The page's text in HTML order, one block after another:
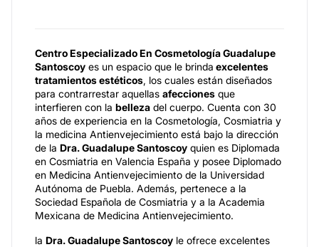
Centro Especializado En Cosmetología Guadalupe
Santoscoy es un espacio que le brinda excelentes
tratamientos estéticos, los cuales están diseñados
para contrarrestar aquellas afecciones que
interfieren con la belleza del cuerpo. Cuenta con 30
años de experiencia en la Cosmetología, Cosmiatria y
la medicina Antienvejecimiento está bajo la dirección
de la Dra. Guadalupe Santoscoy quien es Diplomada
en Cosmiatria en Valencia España y posee Diplomado
en Medicina Antienvejecimiento de la Universidad
Autónoma de Puebla. Además, pertenece a la
Sociedad Española de Cosmiatria y a la Academia
Mexicana de Medicina Antienvejecimiento.
la Dra. Guadalupe Santoscoy le ofrece excelentes